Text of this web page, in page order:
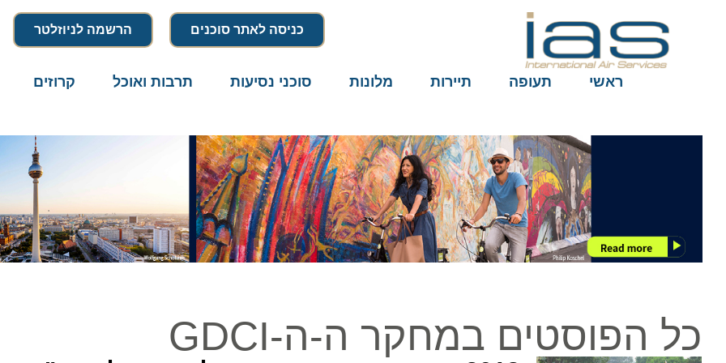
כניסה לאתר סוכנים הרשמה לניוזלטר
ראשי תעופה תיירות מלונות סוכני נסיעות תרבות ואוכל קרוזים
כל הפוסטים במחקר ה-ה-GDCI